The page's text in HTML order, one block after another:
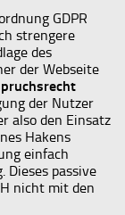
GDPR
strengere
des
der Webseite
der Nutzer
also den Einsatz
Hakens
einfach
Dieses passive
nicht mit den